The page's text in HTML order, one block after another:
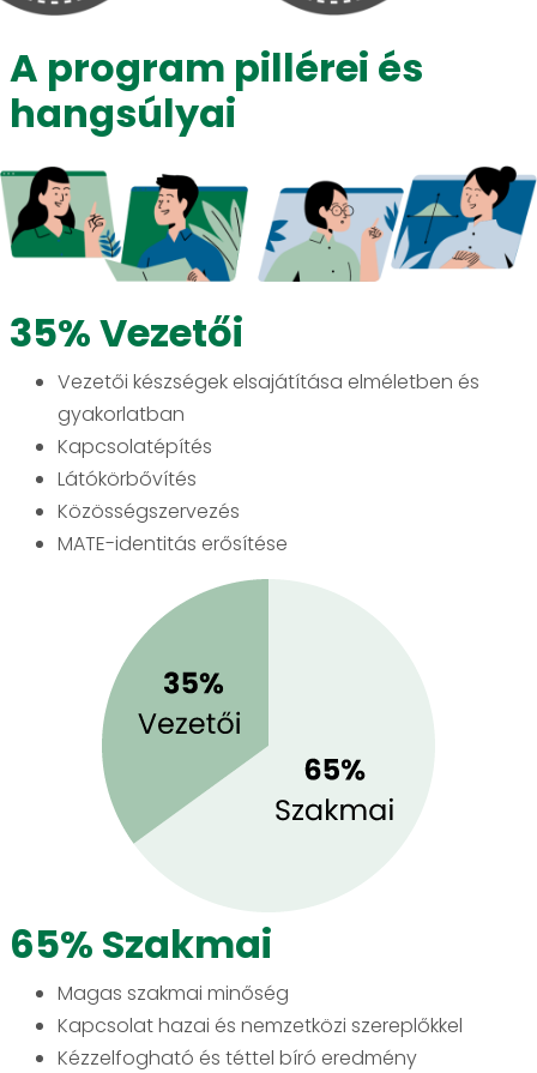
A program pillérei és
hangsúlyai
35% Vezetői
Vezetői készségek elsajátítása elméletben és
gyakorlatban
Kapcsolatépítés
Látókörbővítés
Közösségszervezés
MATE-identitás erősítése
65% Szakmai
Magas szakmai minőség
Kapcsolat hazai és nemzetközi szereplőkkel
Kézzelfogható és téttel bíró eredmény